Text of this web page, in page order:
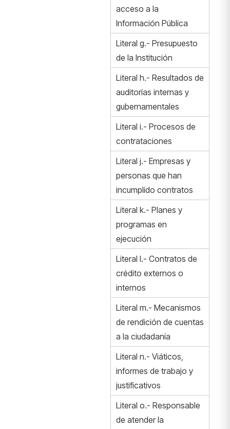
acceso a la
Información Pública
Literal g.- Presupuesto
de la Institución
Literal h.- Resultados de
auditorías internas y
gubernamentales
Literal i.- Procesos de
contrataciones
Literal j.- Empresas y
personas que han
incumplido contratos
Literal k.- Planes y
programas en
ejecución
Literal l.- Contratos de
crédito externos o
internos
Literal m.- Mecanismos
de rendición de cuentas
a la ciudadanía
Literal n.- Viáticos,
informes de trabajo y
justificativos
Literal o.- Responsable
de atender la